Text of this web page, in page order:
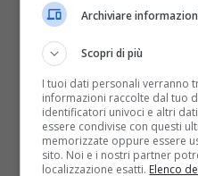
🚨 BREAKING NEWS 🚨
Da gennaio 2026 ritorna
con
@EzioGreggio
vediamo l’ora e voi? 🤩
Leggi l’articolo al link:
https://t.co/WOqkh3NocC
#EzioGreggio
Archiviare
Scopri di più
I tuoi dati personali verranno
informazioni raccolte dal tuo
identificatori univoci e altri
essere condivise con questi
memorizzate oppure essere
sito. Noi e i nostri partner
localizzazione esatti. Elenco